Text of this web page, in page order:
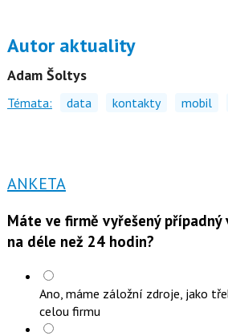
Autor aktuality
Adam Šoltys
Témata: data kontakty mobil
ANKETA
Máte ve firmě vyřešený
na déle než 24 hodin?
Ano, máme záložní zdroje, jako
celou firmu